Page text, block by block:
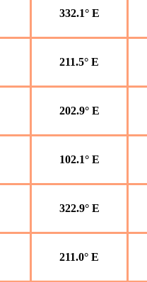
332.1° E
211.5° E
202.9° E
102.1° E
322.9° E
211.0° E